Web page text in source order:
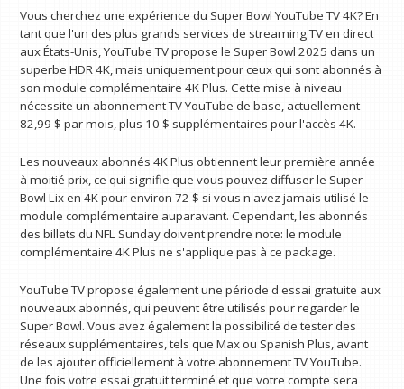
Vous cherchez une expérience du Super Bowl YouTube TV 4K? En
tant que l'un des plus grands services de streaming TV en direct
aux États-Unis, YouTube TV propose le Super Bowl 2025 dans un
superbe HDR 4K, mais uniquement pour ceux qui sont abonnés à
son module complémentaire 4K Plus. Cette mise à niveau
nécessite un abonnement TV YouTube de base, actuellement
82,99 $ par mois, plus 10 $ supplémentaires pour l'accès 4K.
Les nouveaux abonnés 4K Plus obtiennent leur première année
à moitié prix, ce qui signifie que vous pouvez diffuser le Super
Bowl Lix en 4K pour environ 72 $ si vous n'avez jamais utilisé le
module complémentaire auparavant. Cependant, les abonnés
des billets du NFL Sunday doivent prendre note: le module
complémentaire 4K Plus ne s'applique pas à ce package.
YouTube TV propose également une période d'essai gratuite aux
nouveaux abonnés, qui peuvent être utilisés pour regarder le
Super Bowl. Vous avez également la possibilité de tester des
réseaux supplémentaires, tels que Max ou Spanish Plus, avant
de les ajouter officiellement à votre abonnement TV YouTube.
Une fois votre essai gratuit terminé et que votre compte sera